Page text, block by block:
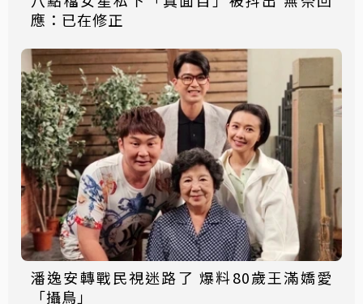
應：已在修正
潘逸安轉戰民視迷路了 爆料80歲王滿嬌愛
「攝鳥」